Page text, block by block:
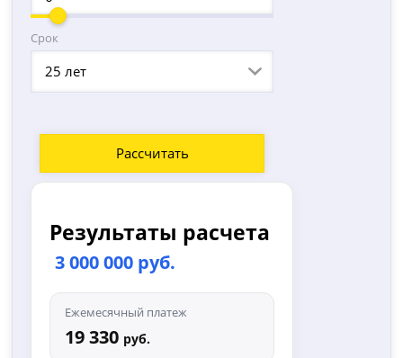
Срок
25 лет
Рассчитать
Результаты расчета
3 000 000 руб.
Ежемесячный платеж
19 330 руб.